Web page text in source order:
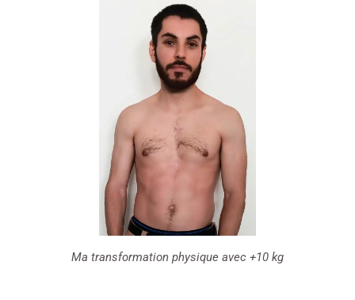
Ma transformation physique avec +10 kg